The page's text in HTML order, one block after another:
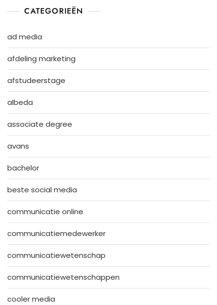
CATEGORIEËN
ad media
afdeling marketing
afstudeerstage
albeda
associate degree
avans
bachelor
beste social media
communicatie online
communicatiemedewerker
communicatiewetenschap
communicatiewetenschappen
cooler media